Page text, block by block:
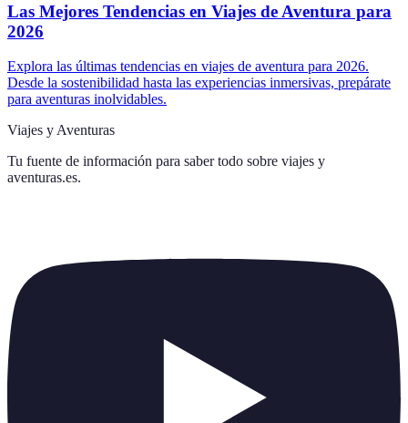
Las Mejores Tendencias en Viajes de Aventura para
2026
Explora las últimas tendencias en viajes de aventura para 2026.
Desde la sostenibilidad hasta las experiencias inmersivas, prepárate
para aventuras inolvidables.
Viajes y Aventuras
Tu fuente de información para saber todo sobre viajes y
aventuras.es.